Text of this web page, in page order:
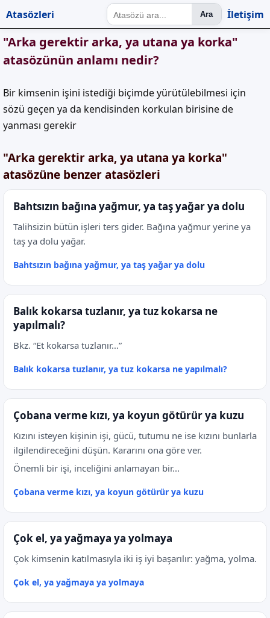
Atasözleri Ara İletişim
"Arka gerektir arka, ya utana ya korka"
atasözünün anlamı nedir?
Bir kimsenin işini istediği biçimde yürütülebilmesi için
sözü geçen ya da kendisinden korkulan birisine de
yanması gerekir
"Arka gerektir arka, ya utana ya korka"
atasözüne benzer atasözleri
Bahtsızın bağına yağmur, ya taş yağar ya dolu
Talihsizin bütün işleri ters gider. Bağına yağmur yerine ya
taş ya dolu yağar.
Bahtsızın bağına yağmur, ya taş yağar ya dolu
Balık kokarsa tuzlanır, ya tuz kokarsa ne
yapılmalı?
Bkz. “Et kokarsa tuzlanır…”
Balık kokarsa tuzlanır, ya tuz kokarsa ne yapılmalı?
Çobana verme kızı, ya koyun götürür ya kuzu
Kızını isteyen kişinin işi, gücü, tutumu ne ise kızını bunlarla
ilgilendireceğini düşün. Kararını ona göre ver.
Önemli bir işi, inceliğini anlamayan bir...
Çobana verme kızı, ya koyun götürür ya kuzu
Çok el, ya yağmaya ya yolmaya
Çok kimsenin katılmasıyla iki iş iyi başarılır: yağma, yolma.
Çok el, ya yağmaya ya yolmaya